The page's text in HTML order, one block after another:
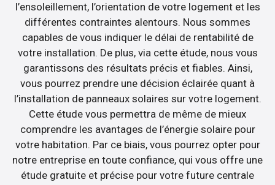
l’ensoleillement, l’orientation de votre logement et les
différentes contraintes alentours. Nous sommes
capables de vous indiquer le délai de rentabilité de
votre installation. De plus, via cette étude, nous vous
garantissons des résultats précis et fiables. Ainsi,
vous pourrez prendre une décision éclairée quant à
l’installation de panneaux solaires sur votre logement.
Cette étude vous permettra de même de mieux
comprendre les avantages de l’énergie solaire pour
votre habitation. Par ce biais, vous pourrez opter pour
notre entreprise en toute confiance, qui vous offre une
étude gratuite et précise pour votre future centrale